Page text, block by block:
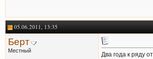
05.06.2011, 13:35
Берт
Местный
Два года к ряду